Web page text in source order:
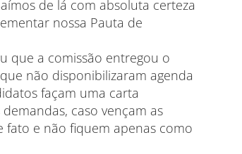
de lá com absoluta certeza
nossa Pauta de
que a comissão entregou o
não disponibilizaram agenda
façam uma carta
caso vençam as
fato e não fiquem apenas como